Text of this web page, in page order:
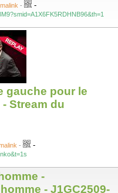
- -
gauche pour le
Stream du
- -
-
- J1GC2509-